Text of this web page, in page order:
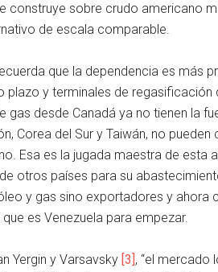
construye sobre crudo americano
de escala comparable.
que la dependencia es más
plazo y terminales de
gas desde Canadá ya no tienen la
Corea del Sur y Taiwán, no
Esa es la jugada maestra de esta
otros países para su
y gas sino exportadores y ahora
es Venezuela para empezar.
Yergin y Varsavsky [3], “el mercado